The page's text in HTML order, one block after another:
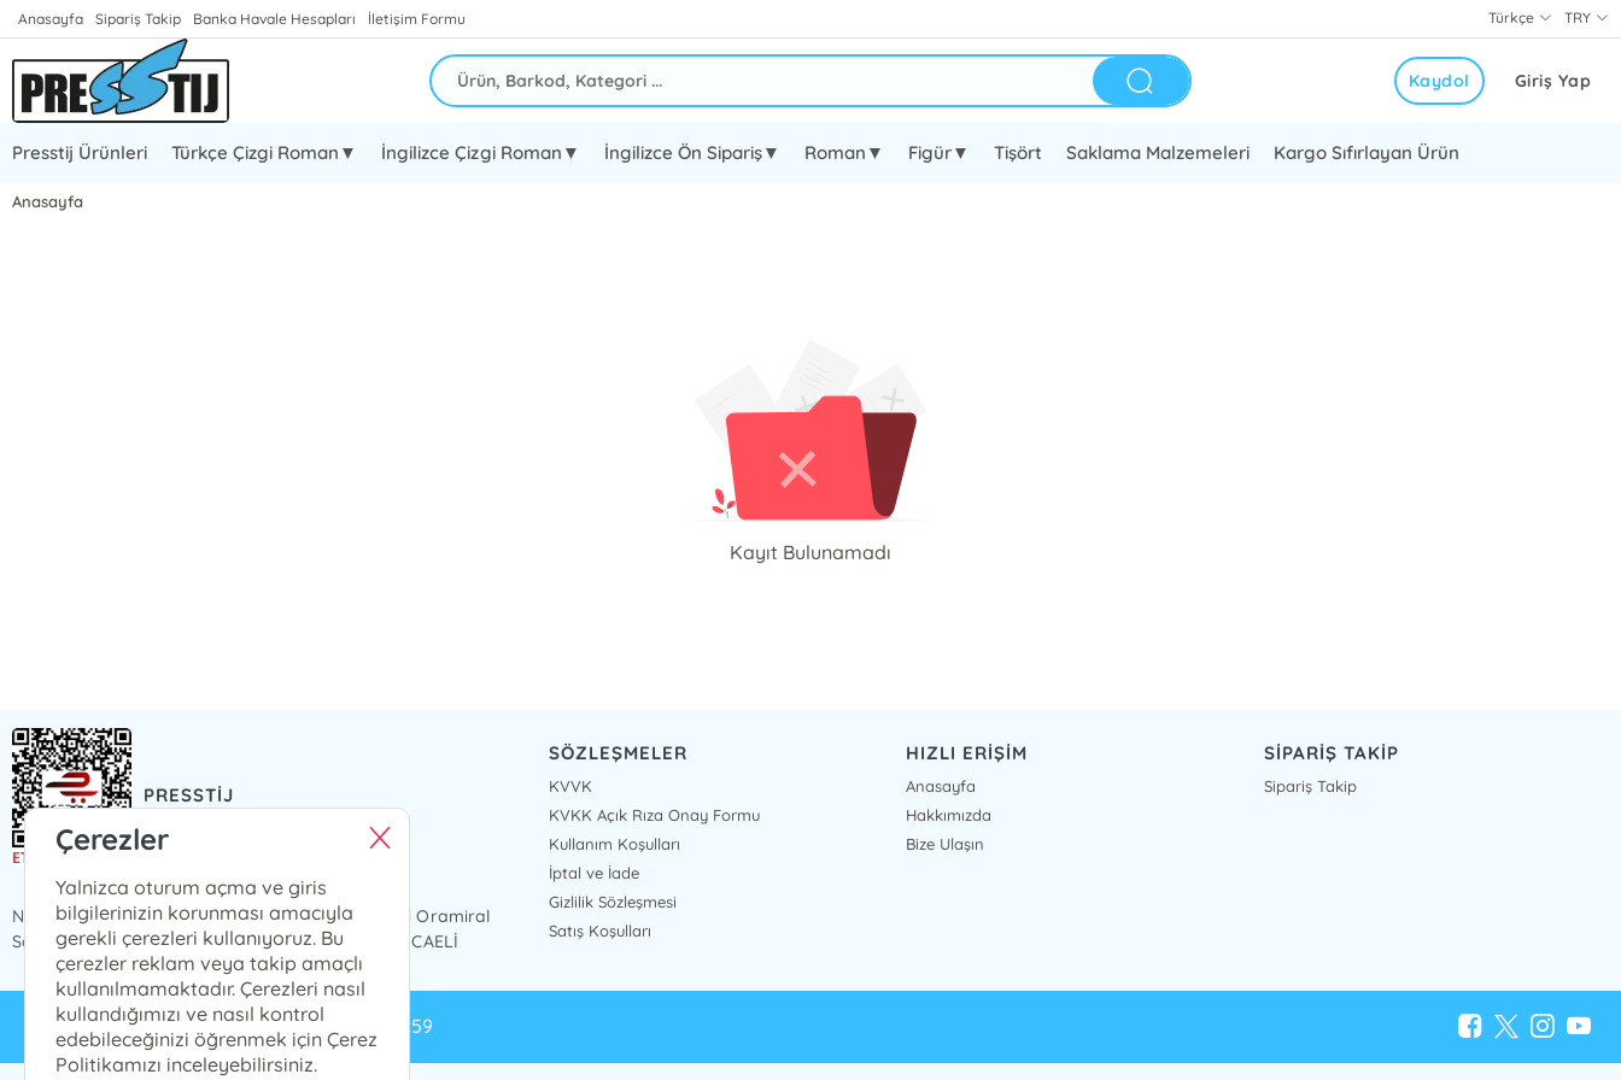
Anasayfa Sipariş Takip Banka Havale Hesapları İletişim Formu TRY
Türkçe
Giriş Yap
Kaydol
Presstij Ürünleri Türkçe Çizgi Roman▼ İngilizce Çizgi Roman▼ İngilizce Ön Sipariş▼ Roman▼ Figür▼ Tişört Saklama Malzemeleri Kargo Sıfırlayan Ürün
Anasayfa
Kayıt Bulunamadı
PRESSTİJ
NCİTY AVM 1 KAT, iç kapı no 49 Karabaş Mahallesi Oramiral
Salim Dervişoğlu Caddesi, No 82, 41300 İzmit / KOCAELİ
SÖZLEŞMELER
KVVK
KVKK Açık Rıza Onay Formu
Kullanım Koşulları
İptal ve İade
Gizlilik Sözleşmesi
Satış Koşulları
HIZLI ERİŞİM
Anasayfa
Hakkımızda
Bize Ulaşın
SİPARİŞ TAKİP
Sipariş Takip
info@presstij.com.tr 0262 606 06 59
PRESSTİJ © 2024 Tüm Hakları Saklıdır.
Çerezler
Yalnizca oturum açma ve giris
bilgilerinizin korunması amacıyla
gerekli çerezleri kullanıyoruz. Bu
çerezler reklam veya takip amaçlı
kullanılmamaktadır. Çerezleri nasıl
kullandığımızı ve nasıl kontrol
edebileceğinizi öğrenmek için Çerez
Politikamızı inceleyebilirsiniz.